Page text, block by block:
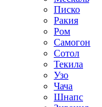
Писко
Ракия
Ром
Самогон
Сотол
Текила
Узо
Чача
Шнапс